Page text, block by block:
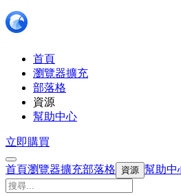
首頁
瀏覽器擴充
部落格
資源
幫助中心
立即購買
首頁瀏覽器擴充部落格 資源 幫助中